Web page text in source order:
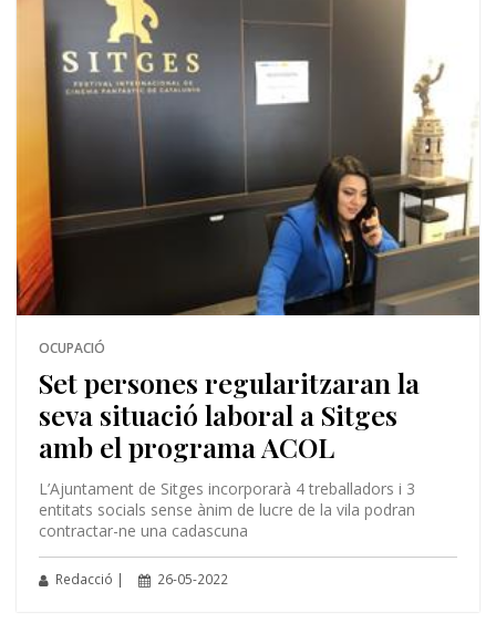
OCUPACIÓ
Set persones regularitzaran la
seva situació laboral a Sitges
amb el programa ACOL
L’Ajuntament de Sitges incorporarà 4 treballadors i 3
entitats socials sense ànim de lucre de la vila podran
contractar-ne una cadascuna
Redacció | 26-05-2022